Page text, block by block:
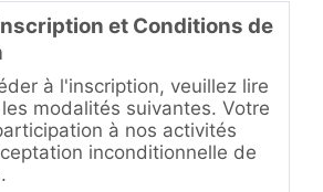
câble et de gaine,
freins et des vitesses,
roulement, alignement de la
libre de votre choix.
et Conditions de
à l'inscription, veuillez lire
modalités suivantes. Votre
à nos activités
inconditionnelle de